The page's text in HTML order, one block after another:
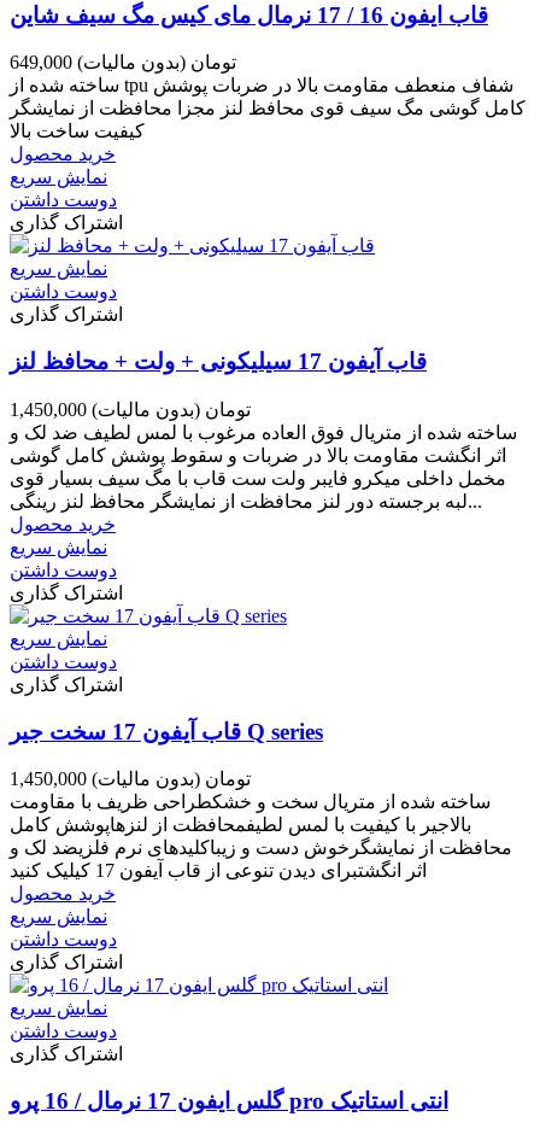
قاب ایفون 16 / 17 نرمال مای کیس مگ سیف شاین
649,000 تومان (بدون مالیات)
ساخته شده از tpu شفاف منعطف مقاومت بالا در ضربات پوشش
کامل گوشی مگ سیف قوی محافظ لنز مجزا محافظت از نمایشگر
کیفیت ساخت بالا
خرید محصول
نمایش سریع
دوست داشتن
اشتراک گذاری
نمایش سریع
دوست داشتن
اشتراک گذاری
قاب آیفون 17 سیلیکونی + ولت + محافظ لنز
1,450,000 تومان (بدون مالیات)
ساخته شده از متریال فوق العاده مرغوب با لمس لطیف ضد لک و
اثر انگشت مقاومت بالا در ضربات و سقوط پوشش کامل گوشی
مخمل داخلی میکرو فایبر ولت ست قاب با مگ سیف بسیار قوی
لبه برجسته دور لنز محافظت از نمایشگر محافظ لنز رینگی...
خرید محصول
نمایش سریع
دوست داشتن
اشتراک گذاری
نمایش سریع
دوست داشتن
اشتراک گذاری
قاب آیفون 17 سخت جیر Q series
1,450,000 تومان (بدون مالیات)
ساخته شده از متریال سخت و خشکطراحی ظریف با مقاومت
بالاجیر با کیفیت با لمس لطیفمحافظت از لنزهاپوشش کامل
محافظت از نمایشگرخوش دست و زیباکلیدهای نرم فلزیضد لک و
اثر انگشتبرای دیدن تنوعی از قاب آیفون 17 کیلیک کنید
خرید محصول
نمایش سریع
دوست داشتن
اشتراک گذاری
نمایش سریع
دوست داشتن
اشتراک گذاری
گلس ایفون 17 نرمال / 16 پرو pro انتی استاتیک